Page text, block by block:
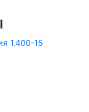
1.400-15